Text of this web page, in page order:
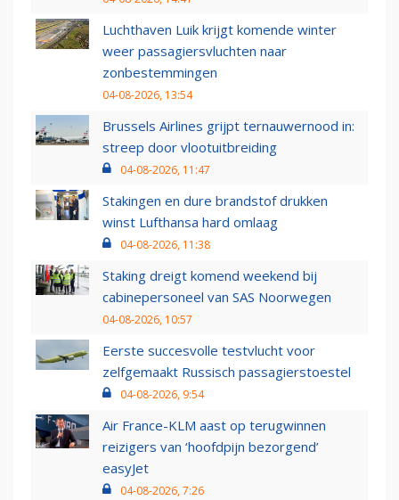
Luchthaven Luik krijgt komende winter
weer passagiersvluchten naar
zonbestemmingen
04-08-2026, 13:54
Brussels Airlines grijpt ternauwernood in:
streep door vlootuitbreiding
04-08-2026, 11:47
Stakingen en dure brandstof drukken
winst Lufthansa hard omlaag
04-08-2026, 11:38
Staking dreigt komend weekend bij
cabinepersoneel van SAS Noorwegen
04-08-2026, 10:57
Eerste succesvolle testvlucht voor
zelfgemaakt Russisch passagierstoestel
04-08-2026, 9:54
Air France-KLM aast op terugwinnen
reizigers van ‘hoofdpijn bezorgend’
easyJet
04-08-2026, 7:26